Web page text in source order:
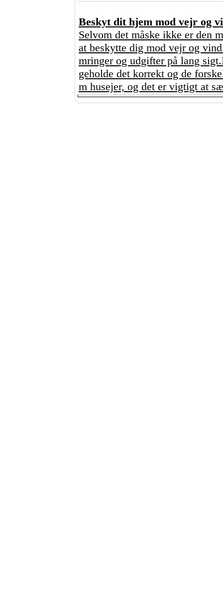
Beskyt dit hjem mod vejr og
Selvom det måske ikke er den
at beskytte dig mod vejr og
mringer og udgifter på lang
geholde det korrekt og de
m husejer, og det er vigtigt at